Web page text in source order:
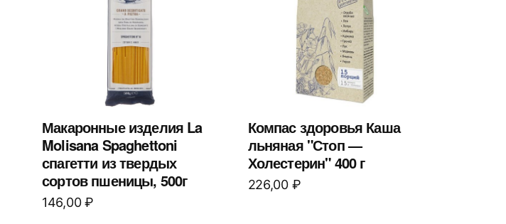
Макаронные изделия La
Molisana Spaghettoni
спагетти из твердых
сортов пшеницы, 500г
146,00₽
Компас здоровья Каша
льняная "Стоп —
Холестерин" 400 г
226,00 ₽